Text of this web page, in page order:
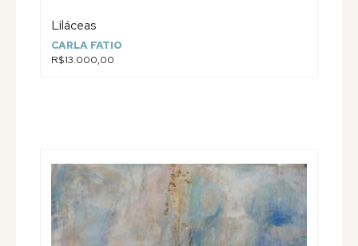
Liláceas
CARLA FATIO
R$13.000,00